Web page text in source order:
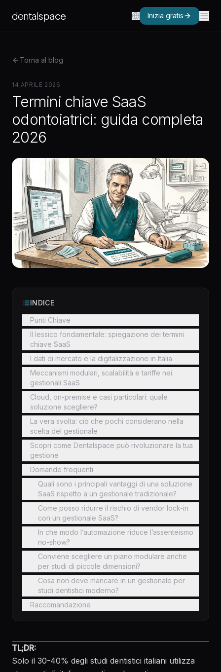
dentalspace Inizia gratis
Torna al blog
14 APRILE 2026
Termini chiave SaaS
odontoiatrici: guida completa
2026
INDICE
Punti Chiave
Il lessico fondamentale: spiegazione dei termini
chiave SaaS
I dati di mercato e la digitalizzazione in Italia
Meccanismi modulari, scalabilità e tariffe nei
gestionali SaaS
Cloud, on-premise e casi particolari: quale
soluzione scegliere?
La vera svolta: ciò che pochi considerano nella
scelta del gestionale
Scopri come Dentalspace può rivoluzionare la tua
gestione
Domande frequenti
Quali sono i principali vantaggi di una soluzione
SaaS rispetto a un gestionale tradizionale?
Come posso ridurre il rischio di vendor lock-in
con un gestionale SaaS?
In che modo l’automazione riduce l’assenteismo
no-show?
Conviene scegliere un piano modulare anche
per studi di piccole dimensioni?
Cosa non deve mancare in un gestionale per
studi dentistici moderno?
Raccomandazione
TL;DR:
Solo il 30-40% degli studi dentistici italiani utilizza